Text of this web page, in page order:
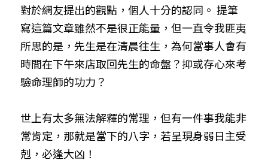
對於網友提出的觀點，個人十分的認同。 提筆
寫這篇文章雖然不是很正能量，但一直令我匪夷
所思的是，先生是在清晨往生，為何當事人會有
時間在下午來店取回先生的命盤？抑或存心來考
驗命理師的功力？
世上有太多無法解釋的常理，但有一件事我能非
常肯定，那就是當下的八字，若呈現身弱日主受
剋，必逢大凶！